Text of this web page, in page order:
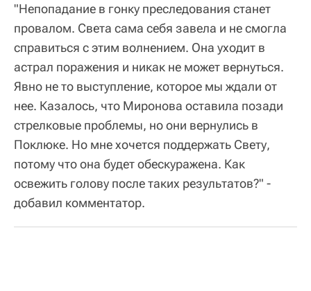
"Непопадание в гонку преследования станет
провалом. Света сама себя завела и не смогла
справиться с этим волнением. Она уходит в
астрал поражения и никак не может вернуться.
Явно не то выступление, которое мы ждали от
нее. Казалось, что Миронова оставила позади
стрелковые проблемы, но они вернулись в
Поклюке. Но мне хочется поддержать Свету,
потому что она будет обескуражена. Как
освежить голову после таких результатов?" -
добавил комментатор.